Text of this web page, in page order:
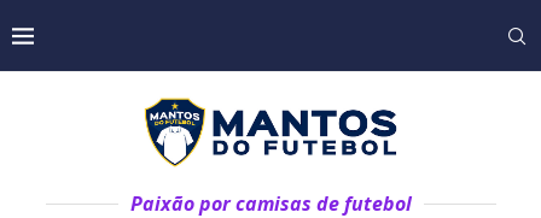
Paixão por camisas de futebol